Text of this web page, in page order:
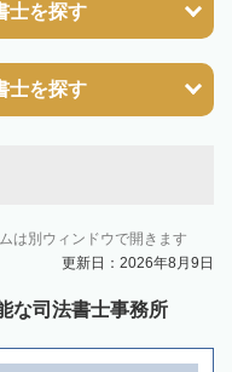
士を探す
士を探す
は別ウィンドウで開きます
更新日：2026年8月9日
な司法書士事務所